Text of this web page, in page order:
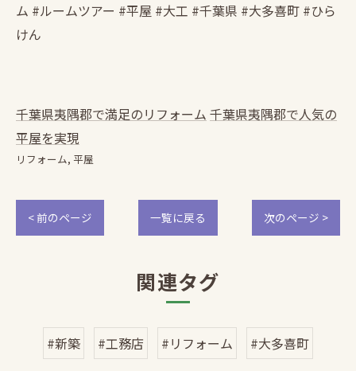
ム #ルームツアー #平屋 #大工 #千葉県 #大多喜町 #ひら
けん
千葉県夷隅郡で満足のリフォーム 千葉県夷隅郡で人気の
平屋を実現
リフォーム 平屋
< 前のページ 一覧に戻る 次のページ >
関連タグ
#新築 #工務店 #リフォーム #大多喜町